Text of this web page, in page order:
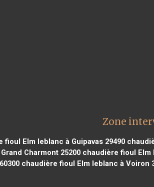
Zone
fioul Elm leblanc à Guipavas 29490
Charmont 25200chaudière fioul Elm
chaudière fioul Elm leblanc à Voiron